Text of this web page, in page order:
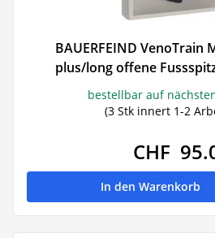
BAUERFEIND VenoTrain
plus/long offene
bestellbar auf
(3 Stk innert 1-2
CHF
In den Warenkorb